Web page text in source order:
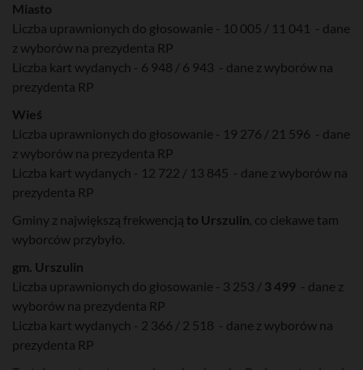
Miasto
Liczba uprawnionych do głosowanie - 10 005 / 11 041 - dane
z wyborów na prezydenta RP
Liczba kart wydanych - 6 948 / 6 943 - dane z wyborów na
prezydenta RP
Wieś
Liczba uprawnionych do głosowanie - 19 276 / 21 596 - dane
z wyborów na prezydenta RP
Liczba kart wydanych - 12 722 / 13 845 - dane z wyborów na
prezydenta RP
Gminy z największą frekwencją to Urszulin , co ciekawe tam
wyborców przybyło.
gm. Urszulin
Liczba uprawnionych do głosowanie - 3 253 / 3 499 - dane z
wyborów na prezydenta RP
Liczba kart wydanych - 2 366 / 2 518 - dane z wyborów na
prezydenta RP